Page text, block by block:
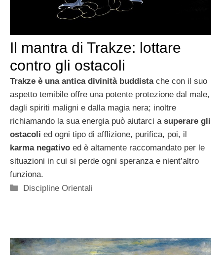
Il mantra di Trakze: lottare
contro gli ostacoli
Trakze è una antica divinità buddistache con il suo
aspetto temibile offre una potente protezione dal male,
dagli spiriti maligni e dalla magia nera; inoltre
richiamando la sua energia può aiutarci a superare gli
ostacoli ed ogni tipo di afflizione, purifica, poi, il
karma negativo ed è altamente raccomandato per le
situazioni in cui si perde ogni speranza e nient’altro
funziona.
Categorie
Discipline Orientali